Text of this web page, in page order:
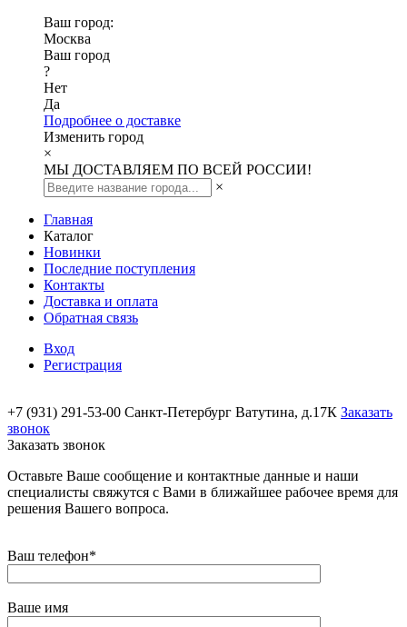
Ваш город:
Москва
Ваш город
?
Нет
Да
Подробнее о доставке
Изменить город
×
МЫ ДОСТАВЛЯЕМ ПО ВСЕЙ РОССИИ!
×
Главная
Каталог
Новинки
Последние поступления
Контакты
Доставка и оплата
Обратная связь
Вход
Регистрация
+7 (931) 291-53-00 Санкт-Петербург Ватутина, д.17К Заказать
звонок
Заказать звонок
Оставьте Ваше сообщение и контактные данные и наши
специалисты свяжутся с Вами в ближайшее рабочее время для
решения Вашего вопроса.
Ваш телефон*
Ваше имя